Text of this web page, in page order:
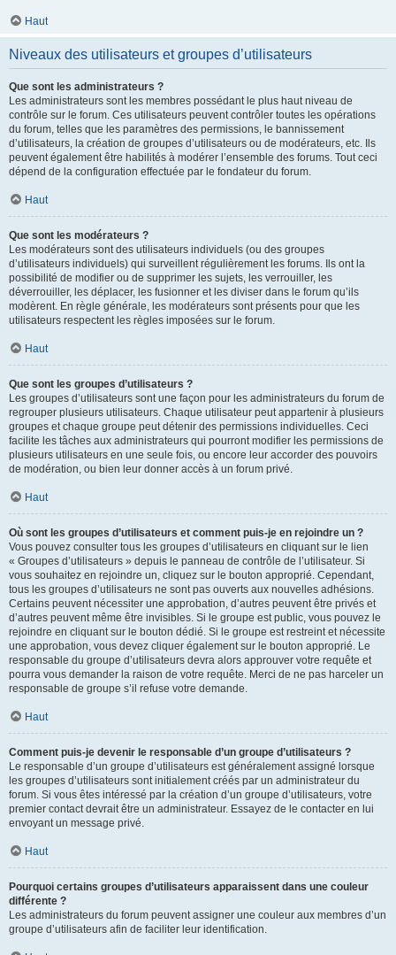
Haut
Niveaux des utilisateurs et groupes d’utilisateurs
Que sont les administrateurs ?
Les administrateurs sont les membres possédant le plus haut niveau de
contrôle sur le forum. Ces utilisateurs peuvent contrôler toutes les opérations
du forum, telles que les paramètres des permissions, le bannissement
d’utilisateurs, la création de groupes d’utilisateurs ou de modérateurs, etc. Ils
peuvent également être habilités à modérer l’ensemble des forums. Tout ceci
dépend de la configuration effectuée par le fondateur du forum.
Haut
Que sont les modérateurs ?
Les modérateurs sont des utilisateurs individuels (ou des groupes
d’utilisateurs individuels) qui surveillent régulièrement les forums. Ils ont la
possibilité de modifier ou de supprimer les sujets, les verrouiller, les
déverrouiller, les déplacer, les fusionner et les diviser dans le forum qu’ils
modèrent. En règle générale, les modérateurs sont présents pour que les
utilisateurs respectent les règles imposées sur le forum.
Haut
Que sont les groupes d’utilisateurs ?
Les groupes d’utilisateurs sont une façon pour les administrateurs du forum de
regrouper plusieurs utilisateurs. Chaque utilisateur peut appartenir à plusieurs
groupes et chaque groupe peut détenir des permissions individuelles. Ceci
facilite les tâches aux administrateurs qui pourront modifier les permissions de
plusieurs utilisateurs en une seule fois, ou encore leur accorder des pouvoirs
de modération, ou bien leur donner accès à un forum privé.
Haut
Où sont les groupes d’utilisateurs et comment puis-je en rejoindre un ?
Vous pouvez consulter tous les groupes d’utilisateurs en cliquant sur le lien
« Groupes d’utilisateurs » depuis le panneau de contrôle de l’utilisateur. Si
vous souhaitez en rejoindre un, cliquez sur le bouton approprié. Cependant,
tous les groupes d’utilisateurs ne sont pas ouverts aux nouvelles adhésions.
Certains peuvent nécessiter une approbation, d’autres peuvent être privés et
d’autres peuvent même être invisibles. Si le groupe est public, vous pouvez le
rejoindre en cliquant sur le bouton dédié. Si le groupe est restreint et nécessite
une approbation, vous devez cliquer également sur le bouton approprié. Le
responsable du groupe d’utilisateurs devra alors approuver votre requête et
pourra vous demander la raison de votre requête. Merci de ne pas harceler un
responsable de groupe s’il refuse votre demande.
Haut
Comment puis-je devenir le responsable d’un groupe d’utilisateurs ?
Le responsable d’un groupe d’utilisateurs est généralement assigné lorsque
les groupes d’utilisateurs sont initialement créés par un administrateur du
forum. Si vous êtes intéressé par la création d’un groupe d’utilisateurs, votre
premier contact devrait être un administrateur. Essayez de le contacter en lui
envoyant un message privé.
Haut
Pourquoi certains groupes d’utilisateurs apparaissent dans une couleur
différente ?
Les administrateurs du forum peuvent assigner une couleur aux membres d’un
groupe d’utilisateurs afin de faciliter leur identification.